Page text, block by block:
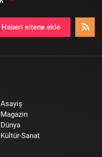
Haberi sitene ekle
Asayiş
Magazin
Dünya
Kültür-Sanat